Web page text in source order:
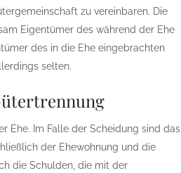
zu vereinbaren. Die
Eigentümer des während der Ehe
des in die Ehe eingebrachten
selten.
Ehe. Im Falle der Scheidung sind das
der Ehewohnung und die
die Schulden, die mit der